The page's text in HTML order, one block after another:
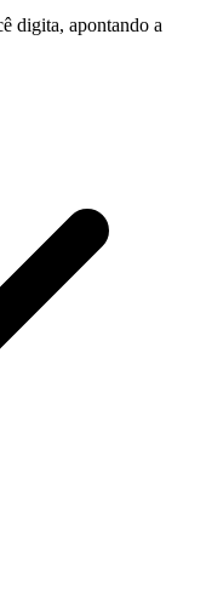
digita, apontando a